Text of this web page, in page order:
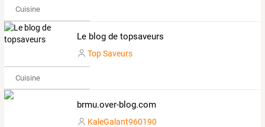
Cuisine
Le blog de topsaveurs
Top Saveurs
Cuisine
brmu.over-blog.com
KaleGalant960190